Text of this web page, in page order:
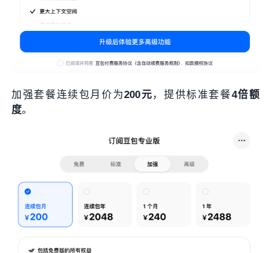
加强套餐连续包月价为200元 ，提供标准套餐4倍额
度。